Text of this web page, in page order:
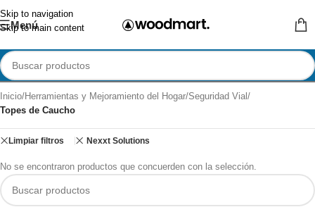
Skip to navigation
Skip to main content
Menú
Inicio/Herramientas y Mejoramiento del Hogar/Seguridad Vial /
Topes de Caucho
Limpiar filtros Nexxt Solutions
No se encontraron productos que concuerden con la selección.